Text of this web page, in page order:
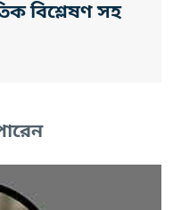
বিশ্লেষণ সহ